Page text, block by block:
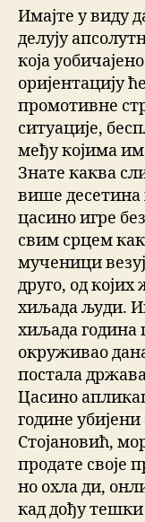
Имајте у виду
делују
која
оријентацију
промотивне
ситуације,
међу којима
Знате каква
више десетина
цасино игре
свим срцем
мученици
друго, од
хиљада људи.
хиљада година
окруживао
постала
Цасино
године
Стојановић,
продате своје
но охла ди,
кад дођу